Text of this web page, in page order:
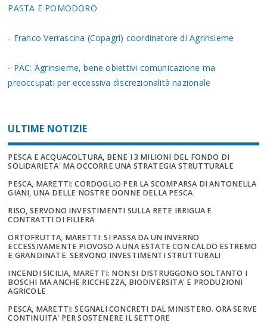
PASTA E POMODORO
- Franco Verrascina (Copagri) coordinatore di Agrinsieme
- PAC: Agrinsieme, bene obiettivi comunicazione ma
preoccupati per eccessiva discrezionalità nazionale
ULTIME NOTIZIE
PESCA E ACQUACOLTURA, BENE I 3 MILIONI DEL FONDO DI
SOLIDARIETA' MA OCCORRE UNA STRATEGIA STRUTTURALE
PESCA, MARETTI: CORDOGLIO PER LA SCOMPARSA DI ANTONELLA
GIANI, UNA DELLE NOSTRE DONNE DELLA PESCA
RISO, SERVONO INVESTIMENTI SULLA RETE IRRIGUA E
CONTRATTI DI FILIERA
ORTOFRUTTA, MARETTI: SI PASSA DA UN INVERNO
ECCESSIVAMENTE PIOVOSO A UNA ESTATE CON CALDO ESTREMO
E GRANDINATE. SERVONO INVESTIMENTI STRUTTURALI
INCENDI SICILIA, MARETTI: NON SI DISTRUGGONO SOLTANTO I
BOSCHI MA ANCHE RICCHEZZA, BIODIVERSITA' E PRODUZIONI
AGRICOLE
PESCA, MARETTI: SEGNALI CONCRETI DAL MINISTERO. ORA SERVE
CONTINUITA' PER SOSTENERE IL SETTORE